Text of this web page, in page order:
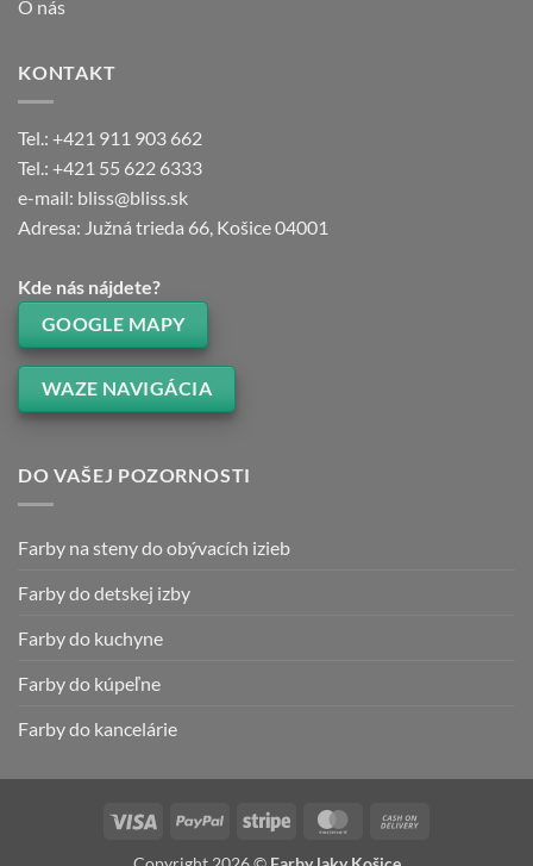
O nás
KONTAKT
Tel.: +421 911 903 662
Tel.: +421 55 622 6333
e-mail: bliss@bliss.sk
Adresa: Južná trieda 66, Košice 04001
Kde nás nájdete?
GOOGLE MAPY
WAZE NAVIGÁCIA
DO VAŠEJ POZORNOSTI
Farby na steny do obývacích izieb
Farby do detskej izby
Farby do kuchyne
Farby do kúpeľne
Farby do kancelárie
Visa PayPal Stripe MasterCard